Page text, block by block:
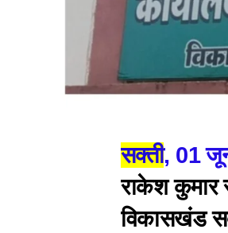
सक्ती, 01
राकेश कुमार
विकासखंड